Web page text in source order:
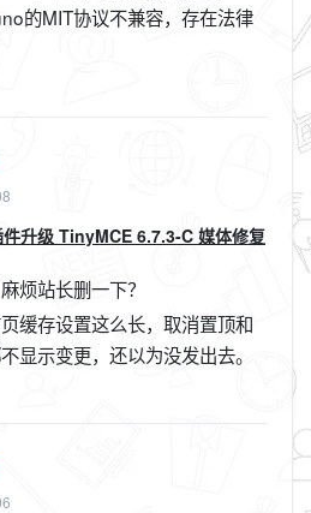
的MIT协议不兼容，存在法律
升级 TinyMCE 6.7.3-C 媒体修复
烦站长删一下？
缓存设置这么长，取消置顶和
显示变更，还以为没发出去。